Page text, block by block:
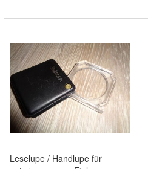
Leselupe / Handlupe für